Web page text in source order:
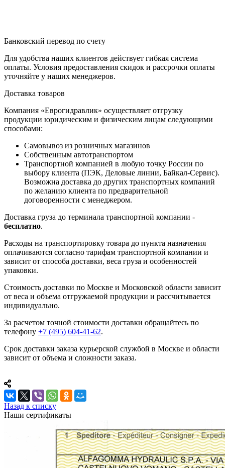
Банковский перевод по счету
Для удобства наших клиентов действует гибкая система
оплаты. Условия предоставления скидок и рассрочки оплаты
уточняйте у наших менеджеров.
Доставка товаров
Компания «Еврогидравлик» осуществляет отгрузку
продукции юридическим и физическим лицам следующими
способами:
Самовывоз из розничных магазинов
Собственным автотранспортом
Транспортной компанией в любую точку России по
выбору клиента (ПЭК, Деловые линии, Байкал-Сервис).
Возможна доставка до других транспортных компаний
по желанию клиента по предварительной
договоренности с менеджером.
Доставка груза до терминала транспортной компании -
бесплатно.
Расходы на транспортировку товара до пункта назначения
оплачиваются согласно тарифам транспортной компании и
зависит от способа доставки, веса груза и особенностей
упаковки.
Стоимость доставки по Москве и Московской области зависит
от веса и объема отгружаемой продукции и рассчитывается
индивидуально.
За расчетом точной стоимости доставки обращайтесь по
телефону +7 (495) 604-41-62.
Срок доставки заказа курьерской службой в Москве и области
зависит от объема и сложности заказа.
Назад к списку
Наши сертификаты